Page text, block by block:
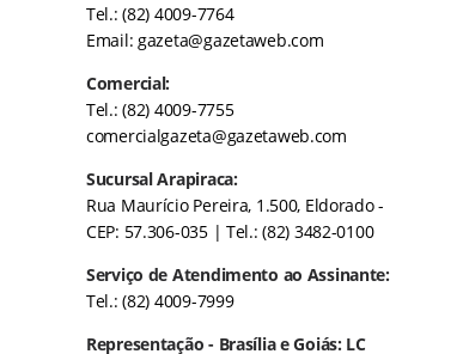
Tel.: (82) 4009-7764
Email:gazeta@gazetaweb.com
Comercial:
Tel.: (82) 4009-7755
comercialgazeta@gazetaweb.com
Sucursal Arapiraca:
Rua Maurício Pereira, 1.500, Eldorado -
CEP: 57.306-035 | Tel.: (82) 3482-0100
Serviço de Atendimento ao Assinante:
Tel.: (82) 4009-7999
Representação - Brasília e Goiás: LC